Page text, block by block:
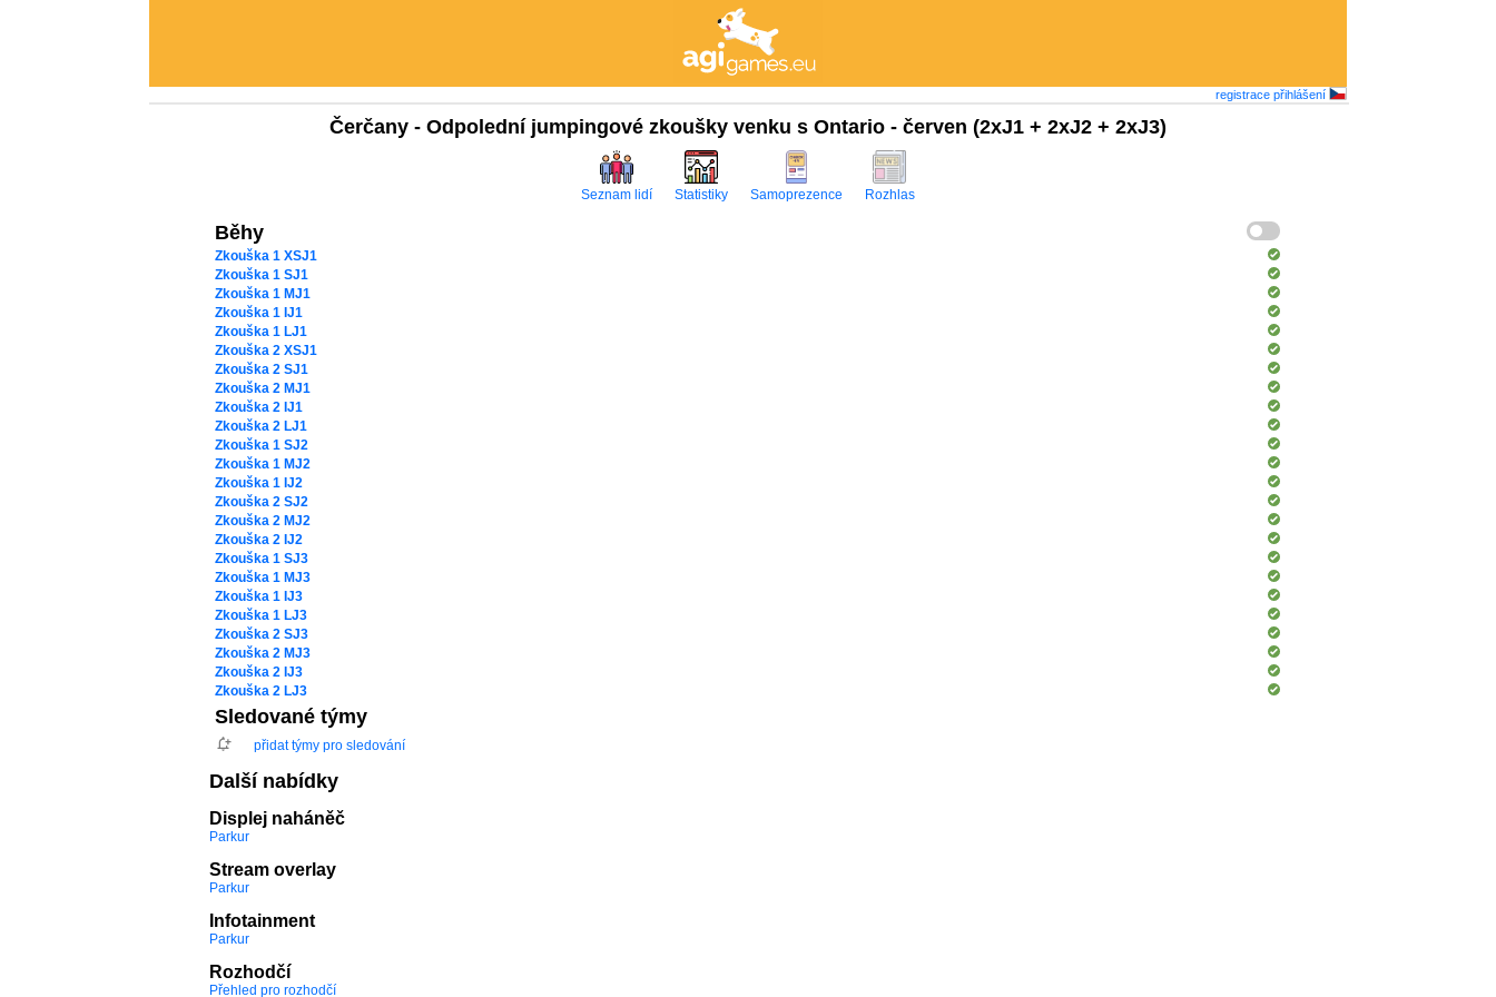
registrace přihlášení
Čerčany - Odpolední jumpingové zkoušky venku s Ontario - červen (2xJ1 + 2xJ2 + 2xJ3)
Seznam lidí Statistiky Samoprezence Rozhlas
Běhy
Zkouška 1 XSJ1
Zkouška 1 SJ1
Zkouška 1 MJ1
Zkouška 1 IJ1
Zkouška 1 LJ1
Zkouška 2 XSJ1
Zkouška 2 SJ1
Zkouška 2 MJ1
Zkouška 2 IJ1
Zkouška 2 LJ1
Zkouška 1 SJ2
Zkouška 1 MJ2
Zkouška 1 IJ2
Zkouška 2 SJ2
Zkouška 2 MJ2
Zkouška 2 IJ2
Zkouška 1 SJ3
Zkouška 1 MJ3
Zkouška 1 IJ3
Zkouška 1 LJ3
Zkouška 2 SJ3
Zkouška 2 MJ3
Zkouška 2 IJ3
Zkouška 2 LJ3
Sledované týmy
přidat týmy pro sledování
Další nabídky
Displej naháněč
Parkur
Stream overlay
Parkur
Infotainment
Parkur
Rozhodčí
Přehled pro rozhodčí